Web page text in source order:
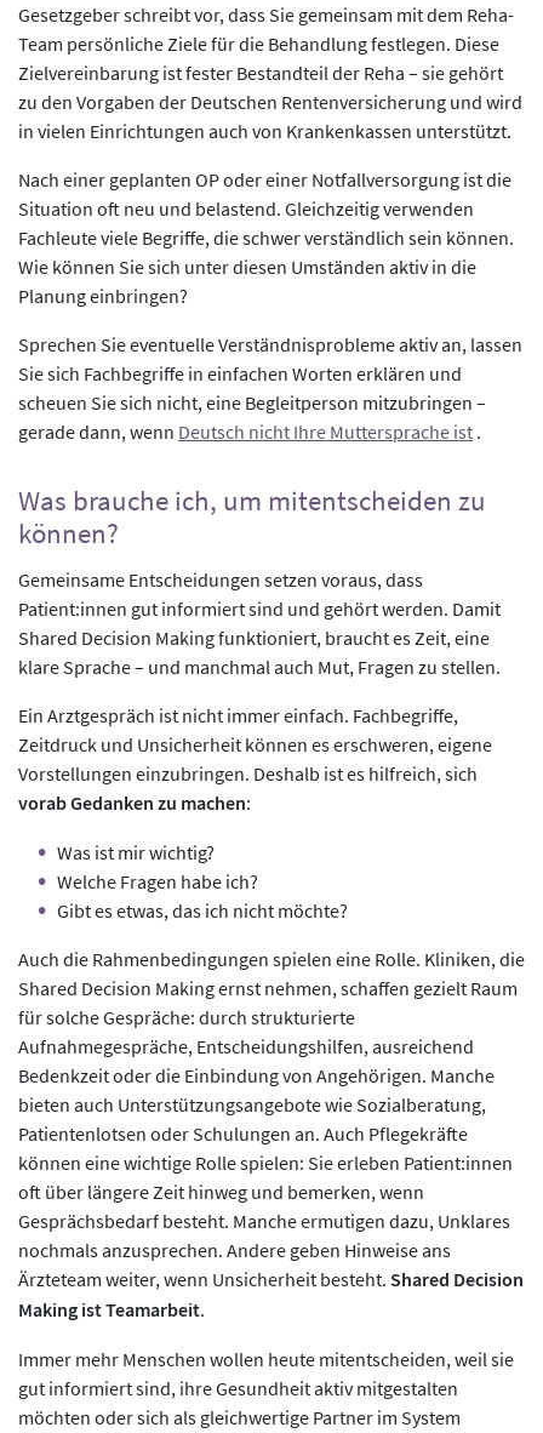
Gesetzgeber schreibt vor, dass Sie gemeinsam mit dem Reha-
Team persönliche Ziele für die Behandlung festlegen. Diese
Zielvereinbarung ist fester Bestandteil der Reha – sie gehört
zu den Vorgaben der Deutschen Rentenversicherung und wird
in vielen Einrichtungen auch von Krankenkassen unterstützt.
Nach einer geplanten OP oder einer Notfallversorgung ist die
Situation oft neu und belastend. Gleichzeitig verwenden
Fachleute viele Begriffe, die schwer verständlich sein können.
Wie können Sie sich unter diesen Umständen aktiv in die
Planung einbringen?
Sprechen Sie eventuelle Verständnisprobleme aktiv an, lassen
Sie sich Fachbegriffe in einfachen Worten erklären und
scheuen Sie sich nicht, eine Begleitperson mitzubringen –
gerade dann, wenn Deutsch nicht Ihre Muttersprache ist .
Was brauche ich, um mitentscheiden zu
können?
Gemeinsame Entscheidungen setzen voraus, dass
Patient:innen gut informiert sind und gehört werden. Damit
Shared Decision Making funktioniert, braucht es Zeit, eine
klare Sprache – und manchmal auch Mut, Fragen zu stellen.
Ein Arztgespräch ist nicht immer einfach. Fachbegriffe,
Zeitdruck und Unsicherheit können es erschweren, eigene
Vorstellungen einzubringen. Deshalb ist es hilfreich, sich
vorab Gedanken zu machen:
Was ist mir wichtig?
Welche Fragen habe ich?
Gibt es etwas, das ich nicht möchte?
Auch die Rahmenbedingungen spielen eine Rolle. Kliniken, die
Shared Decision Making ernst nehmen, schaffen gezielt Raum
für solche Gespräche: durch strukturierte
Aufnahmegespräche, Entscheidungshilfen, ausreichend
Bedenkzeit oder die Einbindung von Angehörigen. Manche
bieten auch Unterstützungsangebote wie Sozialberatung,
Patientenlotsen oder Schulungen an. Auch Pflegekräfte
können eine wichtige Rolle spielen: Sie erleben Patient:innen
oft über längere Zeit hinweg und bemerken, wenn
Gesprächsbedarf besteht. Manche ermutigen dazu, Unklares
nochmals anzusprechen. Andere geben Hinweise ans
Ärzteteam weiter, wenn Unsicherheit besteht. Shared Decision
Making ist Teamarbeit.
Immer mehr Menschen wollen heute mitentscheiden, weil sie
gut informiert sind, ihre Gesundheit aktiv mitgestalten
möchten oder sich als gleichwertige Partner im System